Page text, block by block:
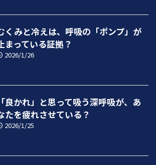
くみと冷えは、呼吸の「ポンプ」が
まっている証拠？
2026/1/26
「良かれ」と思って吸う深呼吸が、あ
たを疲れさせている？
2026/1/25